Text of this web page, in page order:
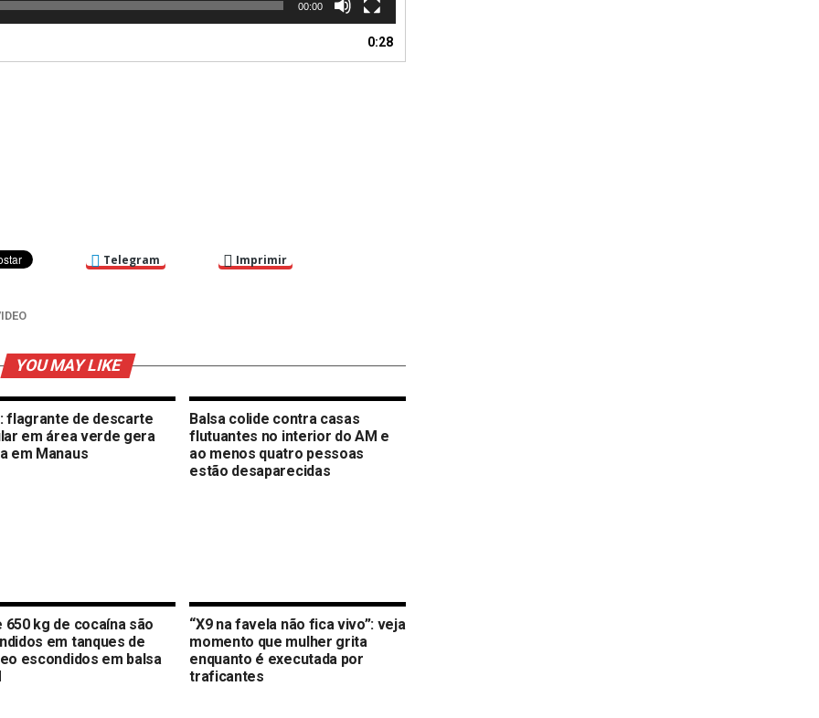
00:00
0:28
Telegram Imprimir
YOU MAY LIKE
flagrante de descarte
em área verde gera
em Manaus
Balsa colide contra casas
flutuantes no interior do AM e
ao menos quatro pessoas
estão desaparecidas
650 kg de cocaína são
em tanques de
escondidos em balsa
“X9 na favela não fica vivo”: veja
momento que mulher grita
enquanto é executada por
traficantes